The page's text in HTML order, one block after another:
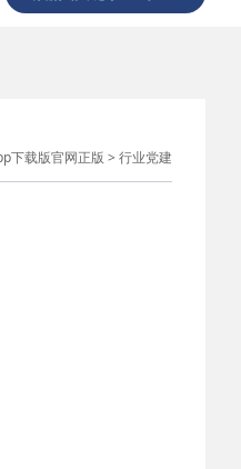
下载版官网正版 > 行业党建